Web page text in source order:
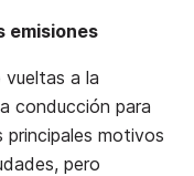
emisiones
a la
conducción para
principales motivos
pero